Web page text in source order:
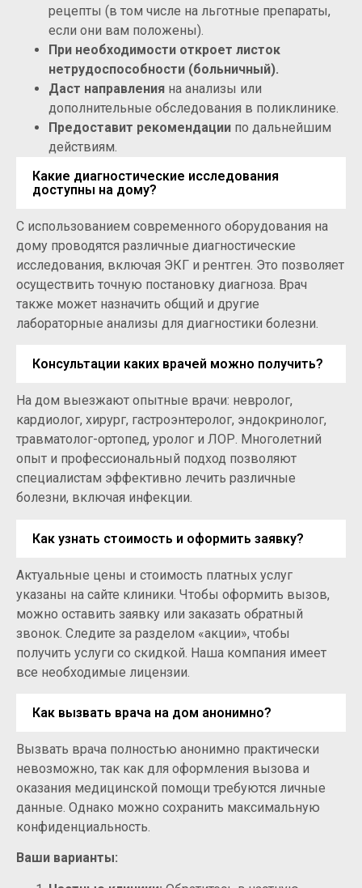
рецепты (в том числе на льготные препараты,
если они вам положены).
При необходимости откроет листок
нетрудоспособности (больничный).
Даст направления на анализы или
дополнительные обследования в поликлинике.
Предоставит рекомендации по дальнейшим
действиям.
Какие диагностические исследования
доступны на дому?
С использованием современного оборудования на
дому проводятся различные диагностические
исследования, включая ЭКГ и рентген. Это позволяет
осуществить точную постановку диагноза. Врач
также может назначить общий и другие
лабораторные анализы для диагностики болезни.
Консультации каких врачей можно получить?
На дом выезжают опытные врачи: невролог,
кардиолог, хирург, гастроэнтеролог, эндокринолог,
травматолог-ортопед, уролог и ЛОР. Многолетний
опыт и профессиональный подход позволяют
специалистам эффективно лечить различные
болезни, включая инфекции.
Как узнать стоимость и оформить заявку?
Актуальные цены и стоимость платных услуг
указаны на сайте клиники. Чтобы оформить вызов,
можно оставить заявку или заказать обратный
звонок. Следите за разделом «акции», чтобы
получить услуги со скидкой. Наша компания имеет
все необходимые лицензии.
Как вызвать врача на дом анонимно?
Вызвать врача полностью анонимно практически
невозможно, так как для оформления вызова и
оказания медицинской помощи требуются личные
данные. Однако можно сохранить максимальную
конфиденциальность.
Ваши варианты: